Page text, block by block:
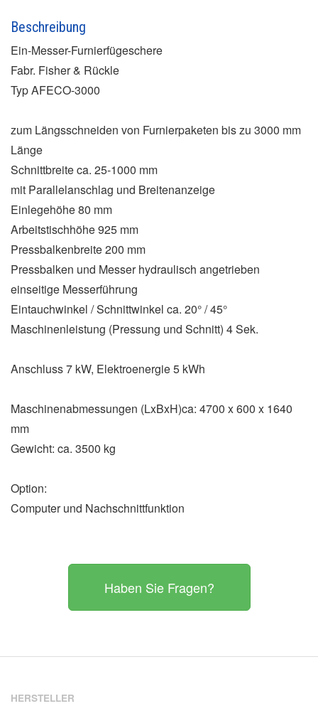
Beschreibung
Ein-Messer-Furnierfügeschere
Fabr. Fisher & Rückle
Typ AFECO-3000
zum Längsschneiden von Furnierpaketen bis zu 3000 mm
Länge
Schnittbreite ca. 25-1000 mm
mit Parallelanschlag und Breitenanzeige
Einlegehöhe 80 mm
Arbeitstischhöhe 925 mm
Pressbalkenbreite 200 mm
Pressbalken und Messer hydraulisch angetrieben
einseitige Messerführung
Eintauchwinkel / Schnittwinkel ca. 20° / 45°
Maschinenleistung (Pressung und Schnitt) 4 Sek.
Anschluss 7 kW, Elektroenergie 5 kWh
Maschinenabmessungen (LxBxH)ca: 4700 x 600 x 1640
mm
Gewicht: ca. 3500 kg
Option:
Computer und Nachschnittfunktion
Haben Sie Fragen?
HERSTELLER